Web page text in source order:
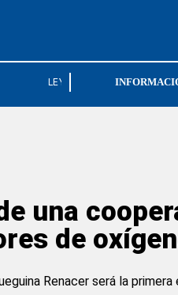
LEY BASES CGT
una
de
Renacer será la